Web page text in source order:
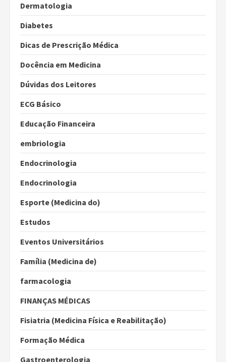
Dermatologia
Diabetes
Dicas de Prescrição Médica
Docência em Medicina
Dúvidas dos Leitores
ECG Básico
Educação Financeira
embriologia
Endocrinologia
Endocrinologia
Esporte (Medicina do)
Estudos
Eventos Universitários
Família (Medicina de)
farmacologia
FINANÇAS MÉDICAS
Fisiatria (Medicina Física e Reabilitação)
Formação Médica
Gastroenterologia